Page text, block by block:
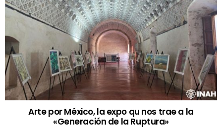
Arte por México, la expo qu nos trae a la
«Generación de la Ruptura»